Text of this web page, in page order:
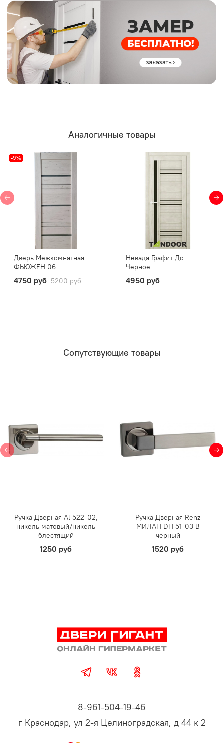
Аналогичные товары
-9%
Дверь Межкомнатная
ФЬЮЖЕН 06
4750 руб 5200 руб
Невада Графит До
Черное
4950 руб
Сопутствующие товары
Ручка Дверная Al 522-02,
никель матовый/никель
блестящий
1250 руб
Ручка Дверная Renz
МИЛАН DH 51-03 B
черный
1520 руб
8-961-504-19-46
г Краснодар, ул 2-я Целиноградская, д 44 к 2